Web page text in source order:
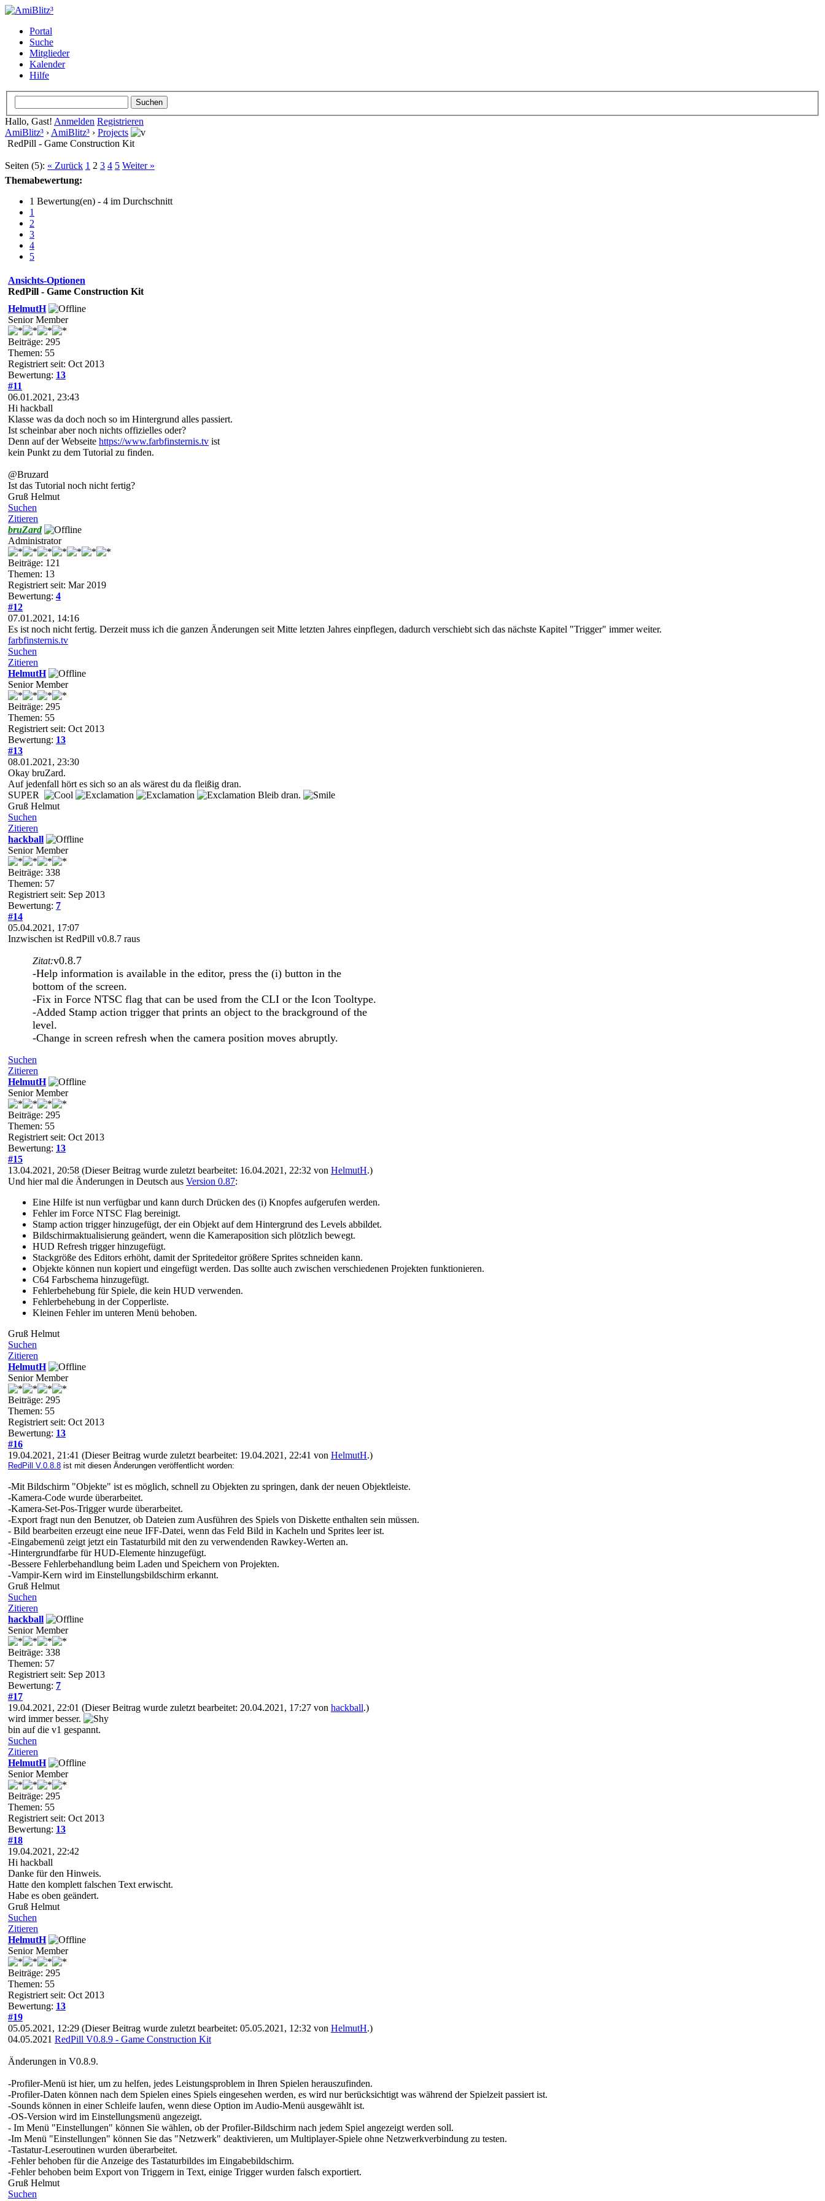
Portal
Suche
Mitglieder
Kalender
Hilfe
Hallo, Gast! Anmelden Registrieren
AmiBlitz³ › AmiBlitz³ › Projects
RedPill - Game Construction Kit
Seiten (5): « Zurück 1 2 3 4 5 Weiter »
Themabewertung:
1 Bewertung(en) - 4 im Durchschnitt
1
2
3
4
5
Ansichts-Optionen
RedPill - Game Construction Kit
HelmutH
Senior Member
Beiträge: 295
Themen: 55
Registriert seit: Oct 2013
Bewertung: 13
#11
06.01.2021, 23:43
Hi hackball
Klasse was da doch noch so im Hintergrund alles passiert.
Ist scheinbar aber noch nichts offizielles oder?
Denn auf der Webseite https://www.farbfinsternis.tv ist
kein Punkt zu dem Tutorial zu finden.
@Bruzard
Ist das Tutorial noch nicht fertig?
Gruß Helmut
Suchen
Zitieren
bruZard
Administrator
Beiträge: 121
Themen: 13
Registriert seit: Mar 2019
Bewertung: 4
#12
07.01.2021, 14:16
Es ist noch nicht fertig. Derzeit muss ich die ganzen Änderungen seit Mitte letzten Jahres einpflegen, dadurch verschiebt sich das nächste Kapitel "Trigger" immer weiter.
farbfinsternis.tv
Suchen
Zitieren
HelmutH
Senior Member
Beiträge: 295
Themen: 55
Registriert seit: Oct 2013
Bewertung: 13
#13
08.01.2021, 23:30
Okay bruZard.
Auf jedenfall hört es sich so an als wärest du da fleißig dran.
SUPER
Bleib dran.
Gruß Helmut
Suchen
Zitieren
hackball
Senior Member
Beiträge: 338
Themen: 57
Registriert seit: Sep 2013
Bewertung: 7
#14
05.04.2021, 17:07
Inzwischen ist RedPill v0.8.7 raus
Zitat:v0.8.7
-Help information is available in the editor, press the (i) button in the
bottom of the screen.
-Fix in Force NTSC flag that can be used from the CLI or the Icon Tooltype.
-Added Stamp action trigger that prints an object to the brackground of the
level.
-Change in screen refresh when the camera position moves abruptly.
Suchen
Zitieren
HelmutH
Senior Member
Beiträge: 295
Themen: 55
Registriert seit: Oct 2013
Bewertung: 13
#15
13.04.2021, 20:58 (Dieser Beitrag wurde zuletzt bearbeitet: 16.04.2021, 22:32 von HelmutH.)
Und hier mal die Änderungen in Deutsch aus Version 0.87:
Eine Hilfe ist nun verfügbar und kann durch Drücken des (i) Knopfes aufgerufen werden.
Fehler im Force NTSC Flag bereinigt.
Stamp action trigger hinzugefügt, der ein Objekt auf dem Hintergrund des Levels abbildet.
Bildschirmaktualisierung geändert, wenn die Kameraposition sich plötzlich bewegt.
HUD Refresh trigger hinzugefügt.
Stackgröße des Editors erhöht, damit der Spritedeitor größere Sprites schneiden kann.
Objekte können nun kopiert und eingefügt werden. Das sollte auch zwischen verschiedenen Projekten funktionieren.
C64 Farbschema hinzugefügt.
Fehlerbehebung für Spiele, die kein HUD verwenden.
Fehlerbehebung in der Copperliste.
Kleinen Fehler im unteren Menü behoben.
Gruß Helmut
Suchen
Zitieren
HelmutH
Senior Member
Beiträge: 295
Themen: 55
Registriert seit: Oct 2013
Bewertung: 13
#16
19.04.2021, 21:41 (Dieser Beitrag wurde zuletzt bearbeitet: 19.04.2021, 22:41 von HelmutH.)
RedPill V.0.8.8 ist mit diesen Änderungen veröffentlicht worden:
-Mit Bildschirm "Objekte" ist es möglich, schnell zu Objekten zu springen, dank der neuen Objektleiste.
-Kamera-Code wurde überarbeitet.
-Kamera-Set-Pos-Trigger wurde überarbeitet.
-Export fragt nun den Benutzer, ob Dateien zum Ausführen des Spiels von Diskette enthalten sein müssen.
- Bild bearbeiten erzeugt eine neue IFF-Datei, wenn das Feld Bild in Kacheln und Sprites leer ist.
-Eingabemenü zeigt jetzt ein Tastaturbild mit den zu verwendenden Rawkey-Werten an.
-Hintergrundfarbe für HUD-Elemente hinzugefügt.
-Bessere Fehlerbehandlung beim Laden und Speichern von Projekten.
-Vampir-Kern wird im Einstellungsbildschirm erkannt.
Gruß Helmut
Suchen
Zitieren
hackball
Senior Member
Beiträge: 338
Themen: 57
Registriert seit: Sep 2013
Bewertung: 7
#17
19.04.2021, 22:01 (Dieser Beitrag wurde zuletzt bearbeitet: 20.04.2021, 17:27 von hackball.)
wird immer besser.
bin auf die v1 gespannt.
Suchen
Zitieren
HelmutH
Senior Member
Beiträge: 295
Themen: 55
Registriert seit: Oct 2013
Bewertung: 13
#18
19.04.2021, 22:42
Hi hackball
Danke für den Hinweis.
Hatte den komplett falschen Text erwischt.
Habe es oben geändert.
Gruß Helmut
Suchen
Zitieren
HelmutH
Senior Member
Beiträge: 295
Themen: 55
Registriert seit: Oct 2013
Bewertung: 13
#19
05.05.2021, 12:29 (Dieser Beitrag wurde zuletzt bearbeitet: 05.05.2021, 12:32 von HelmutH.)
04.05.2021 RedPill V0.8.9 - Game Construction Kit
Änderungen in V0.8.9.
-Profiler-Menü ist hier, um zu helfen, jedes Leistungsproblem in Ihren Spielen herauszufinden.
-Profiler-Daten können nach dem Spielen eines Spiels eingesehen werden, es wird nur berücksichtigt was während der Spielzeit passiert ist.
-Sounds können in einer Schleife laufen, wenn diese Option im Audio-Menü ausgewählt ist.
-OS-Version wird im Einstellungsmenü angezeigt.
- Im Menü "Einstellungen" können Sie wählen, ob der Profiler-Bildschirm nach jedem Spiel angezeigt werden soll.
-Im Menü "Einstellungen" können Sie das "Netzwerk" deaktivieren, um Multiplayer-Spiele ohne Netzwerkverbindung zu testen.
-Tastatur-Leseroutinen wurden überarbeitet.
-Fehler behoben für die Anzeige des Tastaturbildes im Eingabebildschirm.
-Fehler behoben beim Export von Triggern in Text, einige Trigger wurden falsch exportiert.
Gruß Helmut
Suchen